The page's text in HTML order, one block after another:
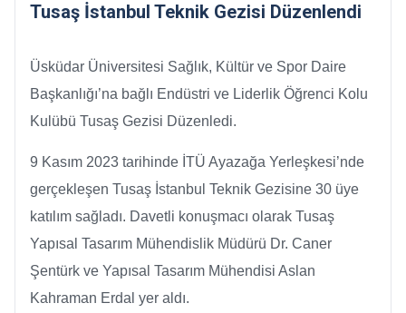
Tusaş İstanbul Teknik Gezisi Düzenlendi
Üsküdar Üniversitesi Sağlık, Kültür ve Spor Daire
Başkanlığı’na bağlı Endüstri ve Liderlik Öğrenci Kolu
Kulübü Tusaş Gezisi Düzenledi.
9 Kasım 2023 tarihinde İTÜ Ayazağa Yerleşkesi’nde
gerçekleşen Tusaş İstanbul Teknik Gezisine 30 üye
katılım sağladı. Davetli konuşmacı olarak Tusaş
Yapısal Tasarım Mühendislik Müdürü Dr. Caner
Şentürk ve Yapısal Tasarım Mühendisi Aslan
Kahraman Erdal yer aldı.